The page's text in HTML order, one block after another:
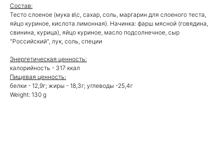
Состав:
Тесто слоеное (мука в\с, сахар, соль, маргарин для слоеного теста,
яйцо куриное, кислота лимонная). Начинка: фарш мясной (говядина,
свинина, курица), яйцо куриное, масло подсолнечное, сыр
"Российский", лук, соль, специи
Энергетическая ценность:
калорийность - 317 ккал
Пищевая ценность:
белки - 12,9г; жиры - 18,3г; углеводы -25,4г
Weight: 130 g